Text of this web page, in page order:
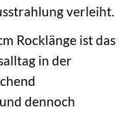
verleiht.
Rocklänge ist das
in der
dennoch